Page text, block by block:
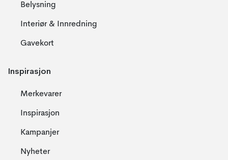
Belysning
Interiør & Innredning
Gavekort
Inspirasjon
Merkevarer
Inspirasjon
Kampanjer
Nyheter